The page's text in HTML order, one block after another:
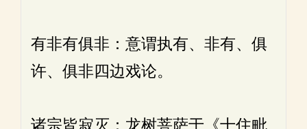
有非有俱非：意谓执有、非有、俱
许、俱非四边戏论。
诸宗皆寂灭：龙树菩萨于《十住毗